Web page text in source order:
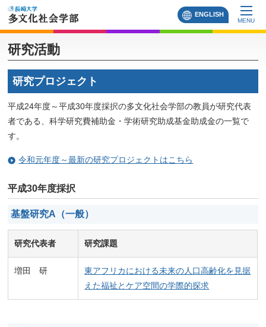
ENGLISH
MENU
研究活動
研究プロジェクト
平成24年度～平成30年度採択の多文化社会学部の教員が研究代表
者である、科学研究費補助金・学術研究助成基金助成金の一覧で
す。
令和元年度～最新の研究プロジェクトはこちら
平成30年度採択
基盤研究A（一般）
研究代表者 研究課題
増田 研
東アフリカにおける未来の人口高齢化を見据
えた福祉とケア空間の学際的探求